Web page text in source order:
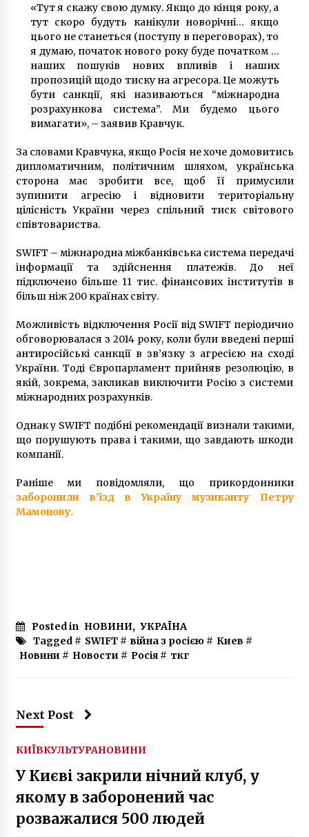
Деревянная мебель – это лучший выбор
7 років ago
Пресконференція Зеленського: у центрі
Києва посилили заходи безпеки
6 років ago
голови Укрексімбанку Мецгера через напад
на журналістів Схем
5 років ago
Поліція назвала можливу причину вбивства
працівниці Верховної Ради
«Тут я скажу свою думку. Якщо до кінця року, а
тут скоро будуть канікули новорічні… якщо
цього не станеться (поступу в переговорах), то
я думаю, початок нового року буде початком …
наших пошуків нових впливів і наших
пропозицій щодо тиску на агресора. Це можуть
бути санкції, які називаються “міжнародна
розрахункова система”. Ми будемо цього
вимагати», – заявив Кравчук.
За словами Кравчука, якщо Росія не хоче домовитись
дипломатичним, політичним шляхом, українська
сторона має зробити все, щоб її примусили
зупинити агресію і відновити територіальну
цілісність України через спільний тиск світового
співтовариства.
SWIFT – міжнародна міжбанківська система передачі
інформації та здійснення платежів. До неї
підключено більше 11 тис. фінансових інститутів в
більш ніж 200 країнах світу.
Можливість відключення Росії від SWIFT періодично
обговорювалася з 2014 року, коли були введені перші
антиросійські санкції в зв’язку з агресією на сході
України. Тоді Європарламент прийняв резолюцію, в
якій, зокрема, закликав виключити Росію з системи
міжнародних розрахунків.
Однак у SWIFT подібні рекомендації визнали такими,
що порушують права і такими, що завдають шкоди
компанії.
Раніше ми повідомляли, що прикордонники
заборонили в’їзд в Україну музиканту Петру
Мамонову.
Posted in НОВИНИ, УКРАЇНА
Tagged # SWIFT# війна з росією# Киев #
Новини # Новости # Росія# ткг
Next Post
КИЇВКУЛЬТУРАНОВИНИ
У Києві закрили нічний клуб, у
якому в заборонений час
розважалися 500 людей